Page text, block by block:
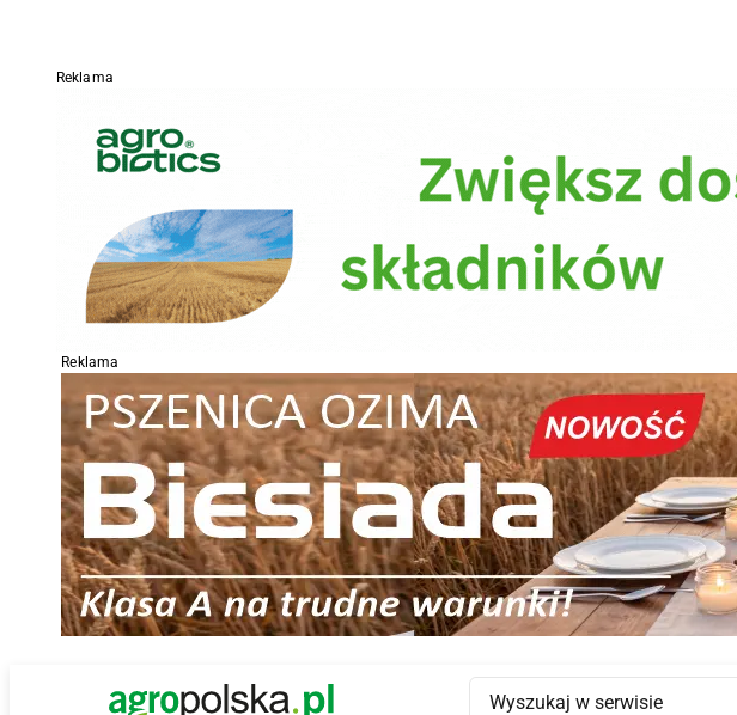
Reklama
Reklama
Main Logo